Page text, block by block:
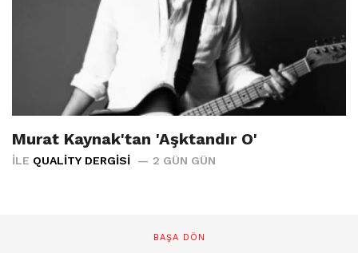
Murat Kaynak'tan 'Aşktandır O'
İLE QUALITY DERGISI 2 GÜN GÜN
BAŞA DÖN